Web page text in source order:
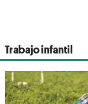
Trabajo infantil